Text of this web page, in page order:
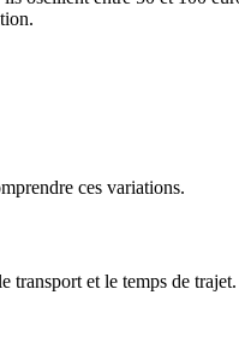
ces variations.
transport et le temps de